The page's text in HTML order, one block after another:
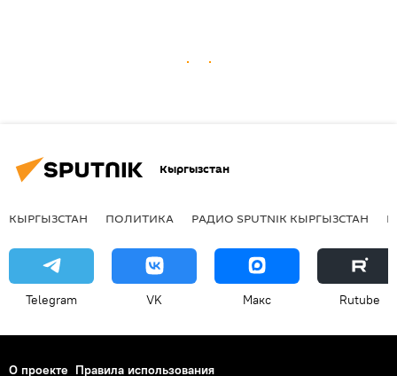
Кыргызстан
КЫРГЫЗСТАН ПОЛИТИКА РАДИО SPUTNIK КЫРГЫЗСТАН
Telegram VK Макс Rutube
О проекте Правила использования